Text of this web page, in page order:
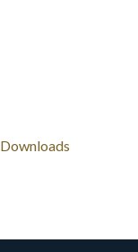
Downloads